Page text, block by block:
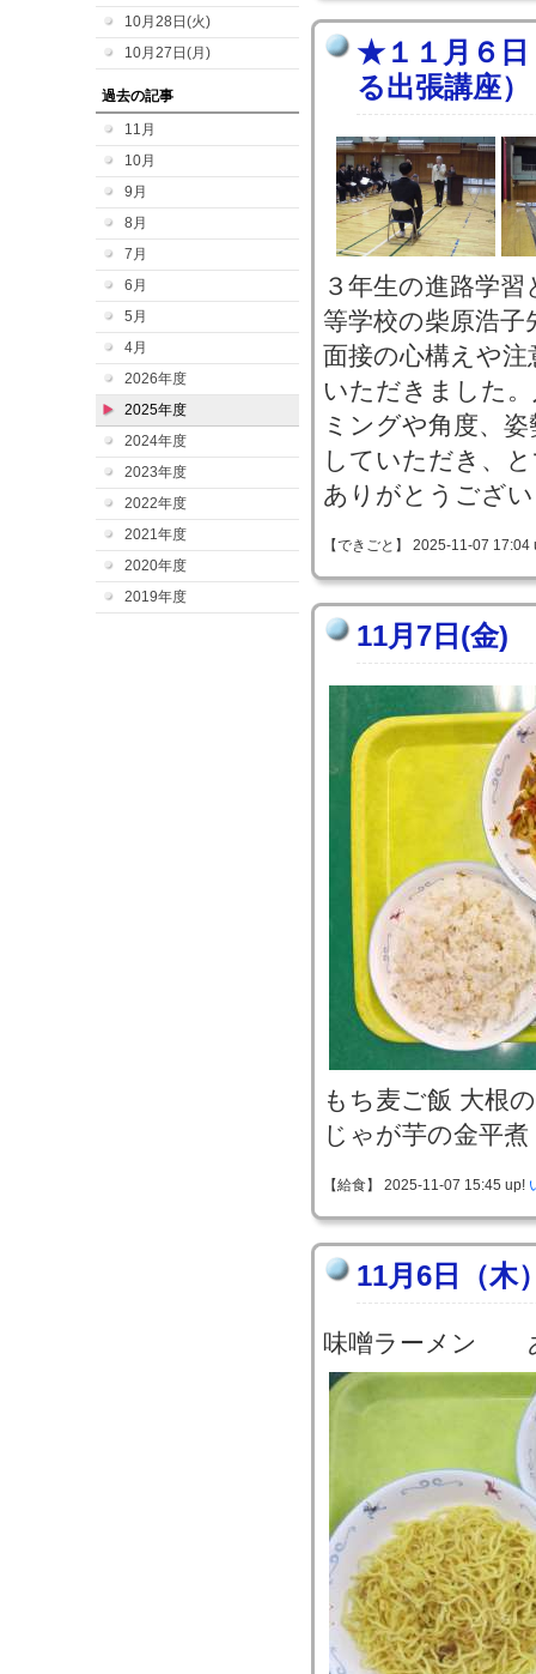
10月28日(火)
10月27日(月)
過去の記事
11月
10月
9月
8月
7月
6月
5月
4月
2026年度
2025年度
2024年度
2023年度
2022年度
2021年度
2020年度
2019年度
★１１月６日
る出張講座）
３年生の進路学
等学校の柴原浩
面接の心構えや
いただきました
ミングや角度、
していただき、
ありがとうござ
【できごと】 2025-11-07
11月7日(金)
もち麦ご飯 大根
じゃが芋の金平煮
【給食】 2025-11-07 15:45 up!
11月6日（木
味噌ラーメン